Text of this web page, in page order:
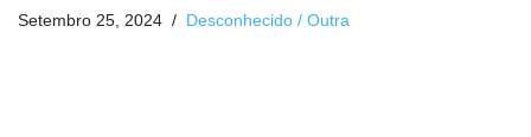
Setembro 25, 2024 Desconhecido / Outra